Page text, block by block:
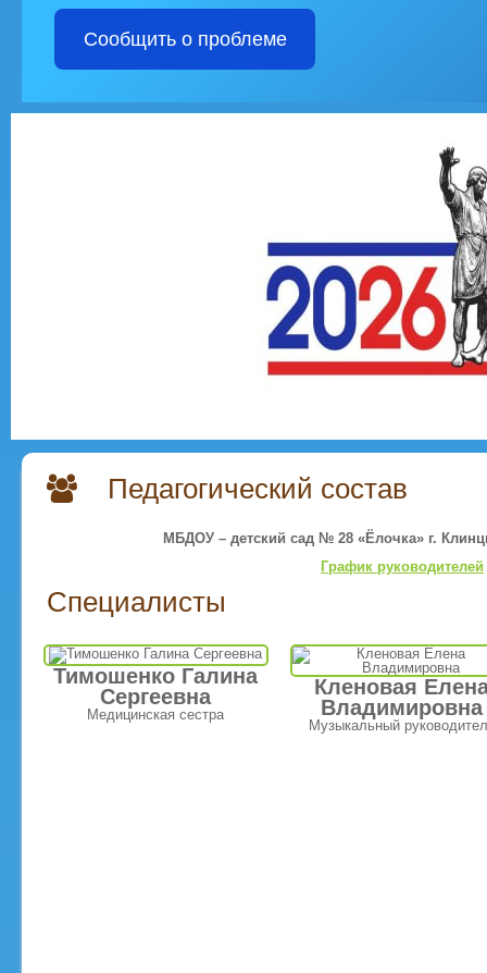
Сообщить о проблеме
Педагогический состав
МБДОУ – детский сад № 28 «Ёлочка» г.
График руководителей
Специалисты
Тимошенко Галина
Сергеевна
Медицинская сестра
Кленовая
Владимировна
Музыкальный